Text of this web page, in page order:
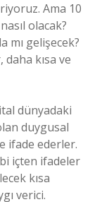
Ama 10
olacak?
mı gelişecek?
kısa ve
dünyadaki
duygusal
ifade ederler.
içten ifadeler
kısa
verici.